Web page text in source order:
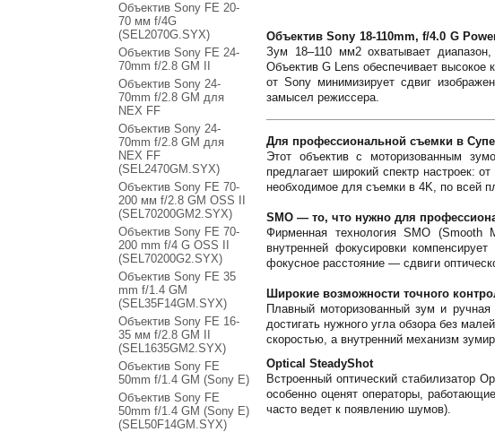
Объектив Sony 18-110mm, f/4.0 G
Зум 18–110 мм2 охватывает
Объектив G Lens обеспечивает высокое
от Sony минимизирует сдвиг
замысел режиссера.
Для профессиональной съемки в
Этот объектив с моторизованным
предлагает широкий спектр настроек:
необходимое для съемки в 4K, по всей
SMO — то, что нужно для
Фирменная технология SMO (Smooth
внутренней фокусировки
фокусное расстояние — сдвиги
Широкие возможности точного
Плавный моторизованный зум и ручная
достигать нужного угла обзора без
скоростью, а внутренний механизм
Optical SteadyShot
Встроенный оптический стабилизатор
особенно оценят операторы,
часто ведет к появлению шумов).
Объектив Sony FE 20-
70 мм f/4G
(SEL2070G.SYX)
Объектив Sony FE 24-
70mm f/2.8 GM II
Объектив Sony 24-
70mm f/2.8 GM для
NEX FF
Объектив Sony 24-
70mm f/2.8 GM для
NEX FF
(SEL2470GM.SYX)
Объектив Sony FE 70-
200 мм f/2.8 GM OSS II
(SEL70200GM2.SYX)
Объектив Sony FE 70-
200 mm f/4 G OSS II
(SEL70200G2.SYX)
Объектив Sony FE 35
mm f/1.4 GM
(SEL35F14GM.SYX)
Объектив Sony FE 16-
35 мм f/2.8 GM II
(SEL1635GM2.SYX)
Объектив Sony FE
50mm f/1.4 GM (Sony E)
Объектив Sony FE
50mm f/1.4 GM (Sony E)
(SEL50F14GM.SYX)